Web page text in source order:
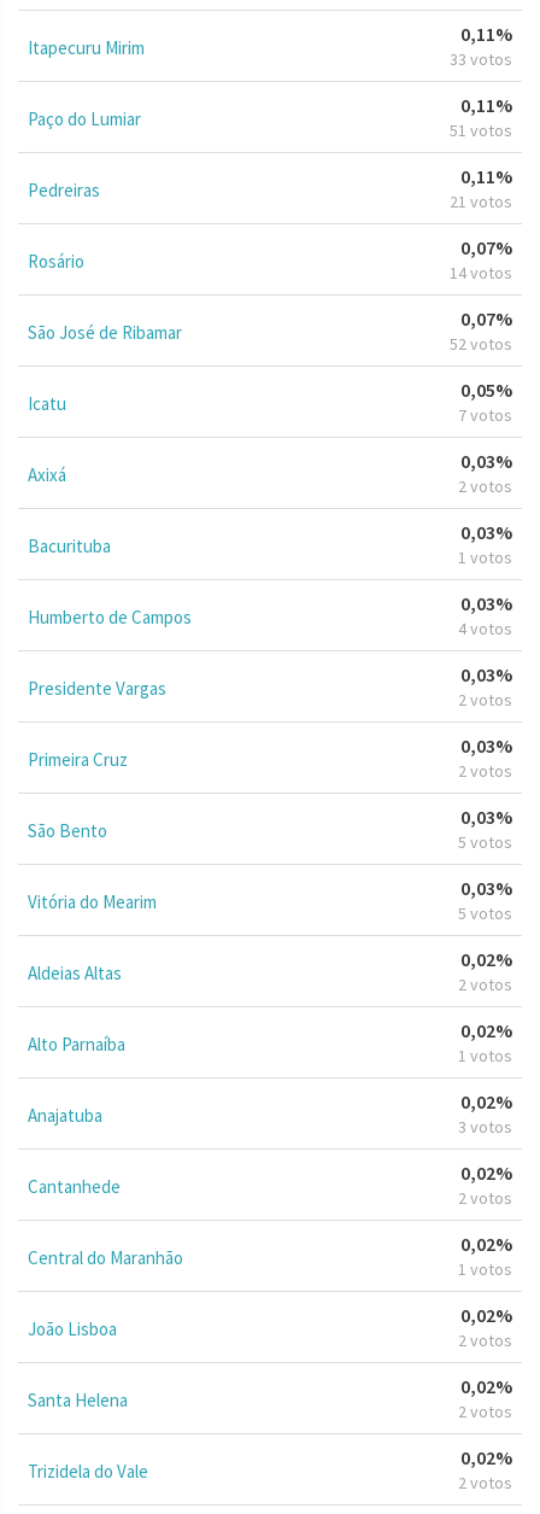
Itapecuru Mirim
0,11%
33 votos
Paço do Lumiar
0,11%
51 votos
Pedreiras
0,11%
21 votos
Rosário
0,07%
14 votos
São José de Ribamar
0,07%
52 votos
Icatu
0,05%
7 votos
Axixá
0,03%
2 votos
Bacurituba
0,03%
1 votos
Humberto de Campos
0,03%
4 votos
Presidente Vargas
0,03%
2 votos
Primeira Cruz
0,03%
2 votos
São Bento
0,03%
5 votos
Vitória do Mearim
0,03%
5 votos
Aldeias Altas
0,02%
2 votos
Alto Parnaíba
0,02%
1 votos
Anajatuba
0,02%
3 votos
Cantanhede
0,02%
2 votos
Central do Maranhão
0,02%
1 votos
João Lisboa
0,02%
2 votos
Santa Helena
0,02%
2 votos
Trizidela do Vale
0,02%
2 votos